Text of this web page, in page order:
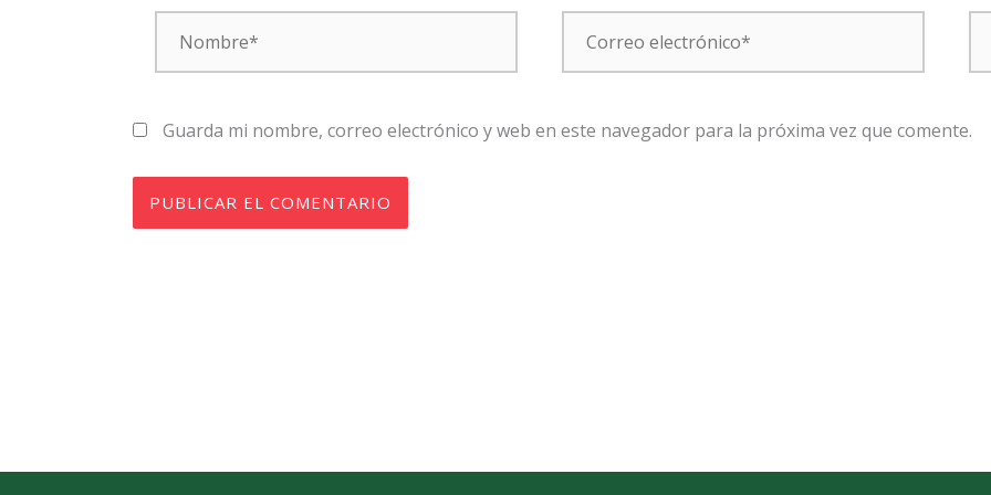
Nombre*
Correo
electrónico*
Guarda mi nombre, correo electrónico y web en este navegador para la próxima vez que comente.